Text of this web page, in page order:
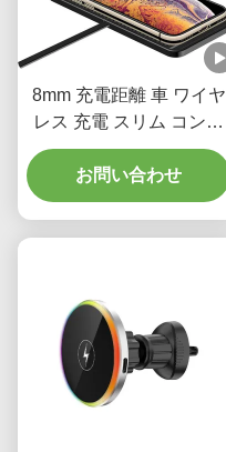
8mm 充電距離 車 ワイヤ
レス 充電 スリム コンパ
クト 携帯電話 充電器 5W
お問い合わせ